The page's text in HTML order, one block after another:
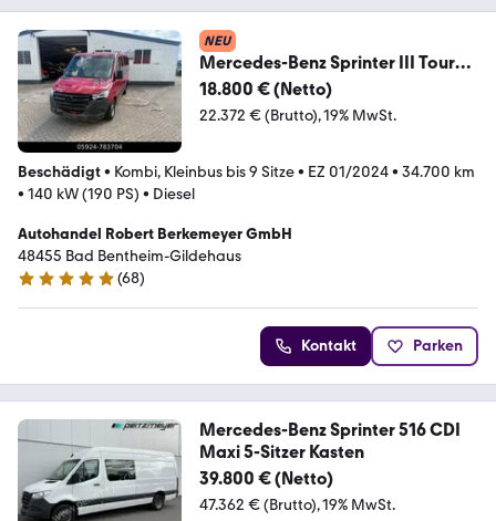
NEU
Mercedes-Benz Sprinter III Tourer
319 CDI 9-Sitzer AHK. 3.5 t
18.800 € (Netto)
22.372 € (Brutto) 19% MwSt.
Beschädigt• Kombi, Kleinbus bis 9 Sitze• EZ 01/2024• 34.700 km
• 140 kW (190 PS) • Diesel
Autohandel Robert Berkemeyer GmbH
48455 Bad Bentheim-Gildehaus
4.8 Sterne
(68)
Kontakt Parken
Mercedes-Benz Sprinter 516 CDI
Maxi 5-Sitzer Kasten
39.800 € (Netto)
47.362 € (Brutto) 19% MwSt.